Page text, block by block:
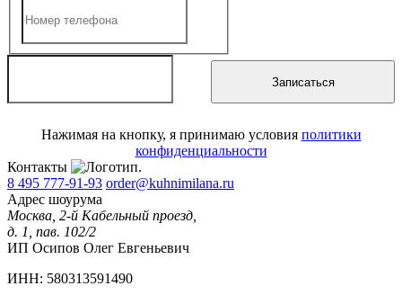
Записаться
Нажимая на кнопку, я принимаю условия политики
конфиденциальности
Контакты
8 495 777-91-93 order@kuhnimilana.ru
Адрес шоурума
Москва, 2-й Кабельный проезд,
д. 1, пав. 102/2
ИП Осипов Олег Евгеньевич
ИНН: 580313591490